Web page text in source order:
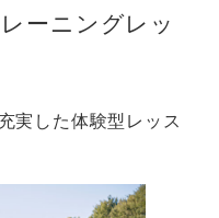
ーニングレッ
実した体験型レッス